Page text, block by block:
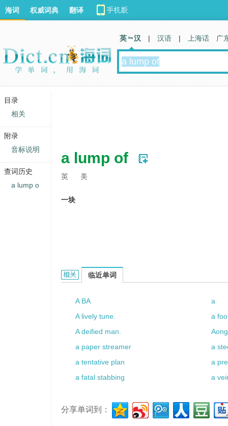
a lump of
英 美
一块
a lump of的相关资料：
临近单词
A BA
a
A lively tune.
a
A deified man.
a paper streamer
a
a tentative plan
a
a fatal stabbing
a
分享单词到：
海词 权威词典 翻译
英 汉 | 汉语 | 上海话 广
目录
相关
附录
音标说明
查词历史
a lump o